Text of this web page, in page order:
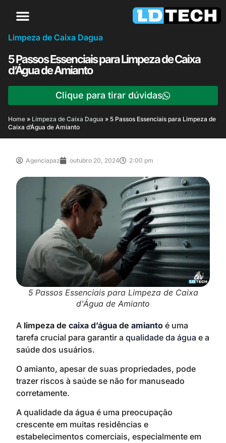
Limpeza de Caixa Dagua
5 Passos Essenciais para Limpeza de Caixa
d’Água de Amianto
Clique para tirar dúvidas
Home » Limpeza de Caixa Dagua » 5 Passos Essenciais para Limpeza de
Caixa d’Água de Amianto
Agenciapaz outubro 20, 2024 2:00 pm
5 Passos Essenciais para Limpeza de Caixa
d'Água de Amianto
A limpeza de caixa d’água de amianto é uma
tarefa crucial para garantir a qualidade da água e a
saúde dos usuários.
O amianto, apesar de suas propriedades, pode
trazer riscos à saúde se não for manuseado
corretamente.
A qualidade da água é uma preocupação
crescente em muitas residências e
estabelecimentos comerciais, especialmente em